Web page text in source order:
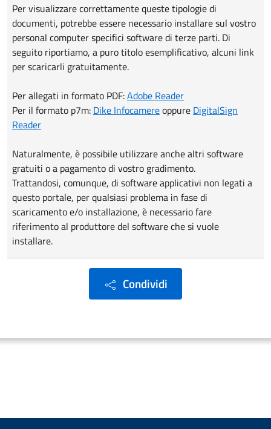
Per visualizzare correttamente queste tipologie di
documenti, potrebbe essere necessario installare sul vostro
personal computer specifici software di terze parti. Di
seguito riportiamo, a puro titolo esemplificativo, alcuni link
per scaricarli gratuitamente.
Per allegati in formato PDF:Adobe Reader
Per il formato p7m: Dike Infocamereoppure DigitalSign
Reader
Naturalmente, è possibile utilizzare anche altri software
gratuiti o a pagamento di vostro gradimento.
Trattandosi, comunque, di software applicativi non legati a
questo portale, per qualsiasi problema in fase di
scaricamento e/o installazione, è necessario fare
riferimento al produttore del software che si vuole
installare.
Condividi